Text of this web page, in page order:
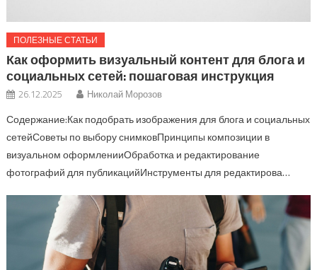
ПОЛЕЗНЫЕ СТАТЬИ
Как оформить визуальный контент для блога и
социальных сетей: пошаговая инструкция
26.12.2025 Николай Морозов
Содержание:Как подобрать изображения для блога и социальных
сетейСоветы по выбору снимковПринципы композиции в
визуальном оформленииОбработка и редактирование
фотографий для публикацийИнструменты для редактирова…